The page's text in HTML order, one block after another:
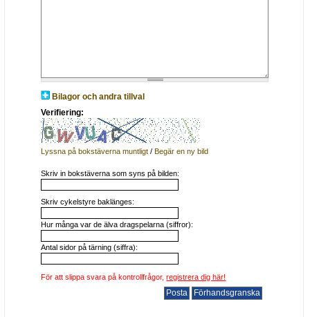
Bilagor och andra tillval
Verifiering:
Lyssna på bokstäverna muntligt /Begär en ny bild
Skriv in bokstäverna som syns på bilden:
Skriv cykelstyre baklänges:
Hur många var de älva dragspelarna (siffror):
Antal sidor på tärning (siffra):
För att slippa svara på kontrollfrågor,registrera dig här!